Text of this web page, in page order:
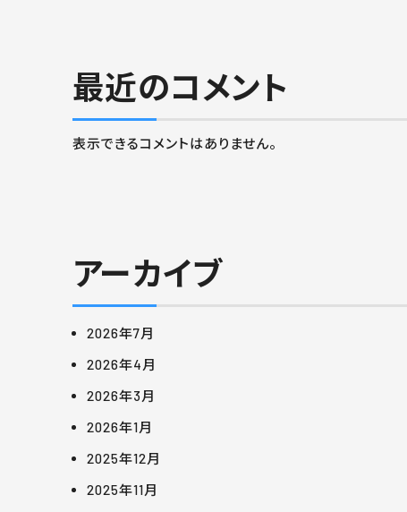
最近のコメント
表示できるコメントはありません。
アーカイブ
2026年7月
2026年4月
2026年3月
2026年1月
2025年12月
2025年11月